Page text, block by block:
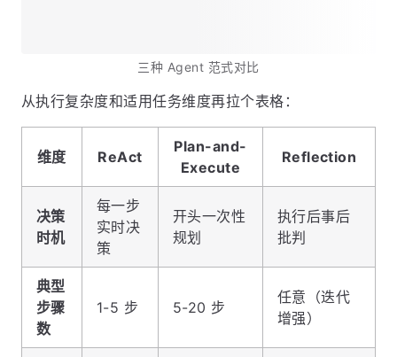
三种 Agent 范式对比
从执行复杂度和适用任务维度再拉个表格：
维度 ReAct
Plan-and-
Execute
Reflection
决策
时机
每一步
实时决
策
开头一次性
规划
执行后事后
批判
典型
步骤
数
1-5 步 5-20 步
任意（迭代
增强）